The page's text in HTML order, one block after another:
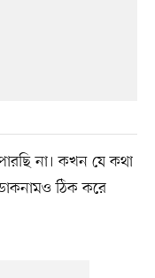
না। কখন যে কথা
ঠিক করে